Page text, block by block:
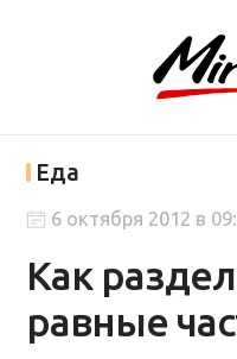
Еда
Как
равные
6 октября 2012 в